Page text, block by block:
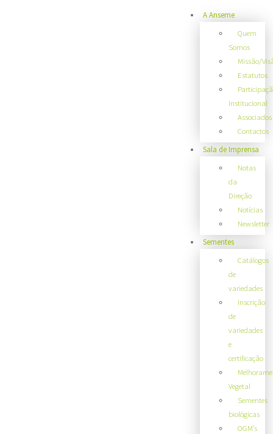
A Anseme
Quem
Somos
Missão/
Estatutos
Institucional
Associados
Contactos
Sala de Imprensa
Notas
da
Direção
Notícias
Newsletter
Sementes
Catálogos
de
variedades
Inscrição
de
variedades
e
certificação
Vegetal
Sementes
biológicas
OGM’s